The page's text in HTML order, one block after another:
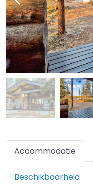
Accommodatie
Beschikbaarheid